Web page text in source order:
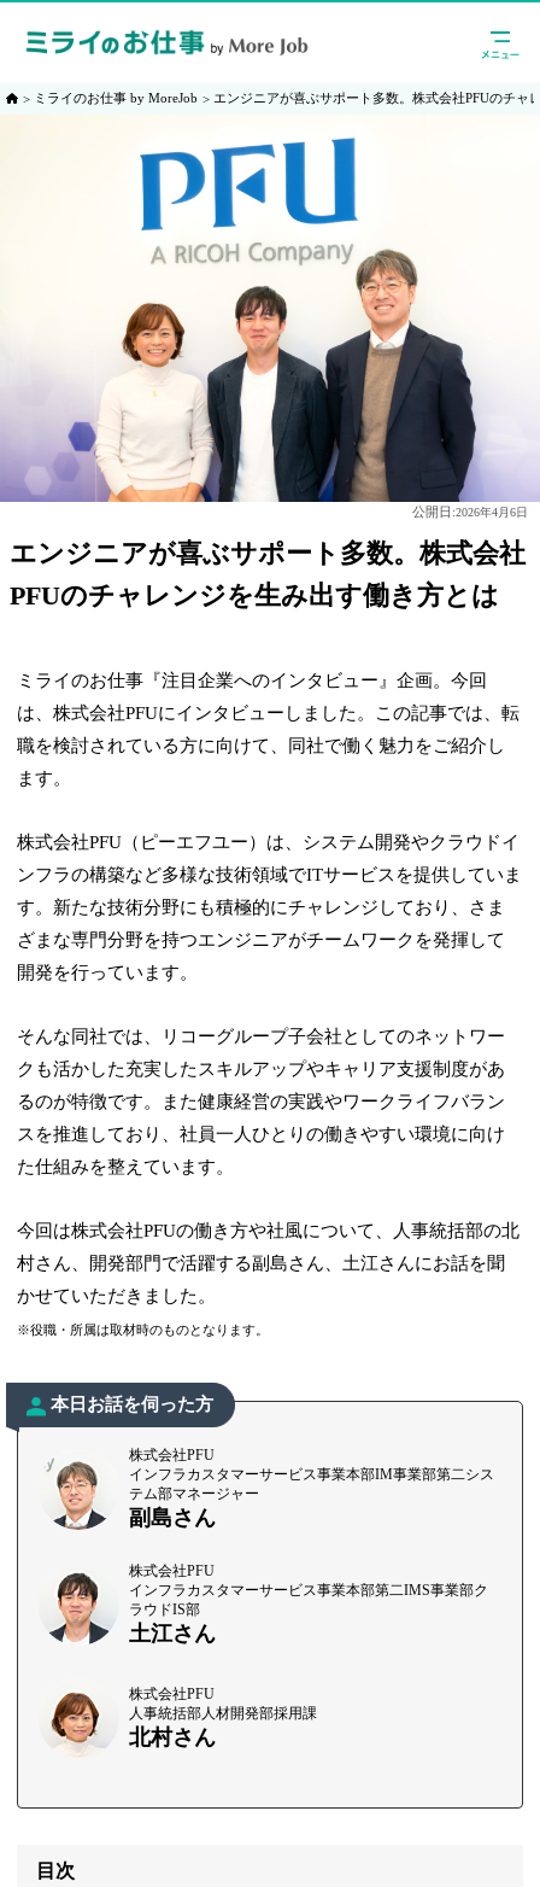
ミライのお仕事 by MoreJob エンジニアが喜ぶサポート多数。株式会社PFUのチャ
公開日:2026年4月6日
エンジニアが喜ぶサポート多数。株式会社
PFUのチャレンジを生み出す働き方とは
ミライのお仕事『注目企業へのインタビュー』企画。今回
は、株式会社PFUにインタビューしました。この記事では、転
職を検討されている方に向けて、同社で働く魅力をご紹介し
ます。
株式会社PFU（ピーエフユー）は、システム開発やクラウドイ
ンフラの構築など多様な技術領域でITサービスを提供していま
す。新たな技術分野にも積極的にチャレンジしており、さま
ざまな専門分野を持つエンジニアがチームワークを発揮して
開発を行っています。
そんな同社では、リコーグループ子会社としてのネットワー
クも活かした充実したスキルアップやキャリア支援制度があ
るのが特徴です。また健康経営の実践やワークライフバラン
スを推進しており、社員一人ひとりの働きやすい環境に向け
た仕組みを整えています。
今回は株式会社PFUの働き方や社風について、人事統括部の北
村さん、開発部門で活躍する副島さん、土江さんにお話を聞
かせていただきました。
※役職・所属は取材時のものとなります。
本日お話を伺った方
株式会社PFU
インフラカスタマーサービス事業本部IM事業部第二シス
テム部マネージャー
副島さん
株式会社PFU
インフラカスタマーサービス事業本部第二IMS事業部ク
ラウドIS部
土江さん
株式会社PFU
人事統括部人材開発部採用課
北村さん
目次